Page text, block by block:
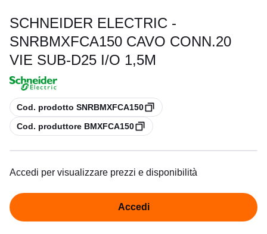
SCHNEIDER ELECTRIC -
SNRBMXFCA150 CAVO CONN.20
VIE SUB-D25 I/O 1,5M
copiaCod. prodotto SNRBMXFCA150
copiaCod. produttore BMXFCA150
Accedi per visualizzare prezzi e disponibilità
Accedi